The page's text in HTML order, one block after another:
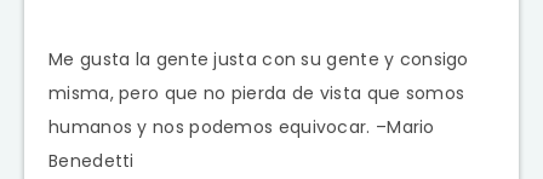
Me gusta la gente justa con su gente y consigo
misma, pero que no pierda de vista que somos
humanos y nos podemos equivocar. –Mario
Benedetti